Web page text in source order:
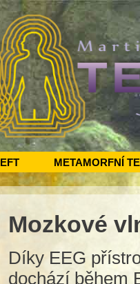
Mozkové
Díky EEG
dochází během
EFT METAMORFNÍ